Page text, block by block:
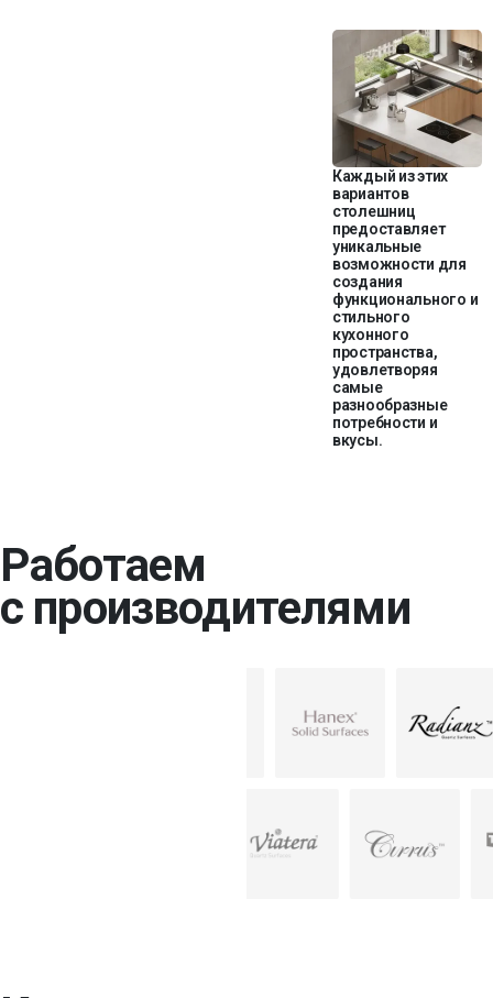
Каждый из этих
вариантов
столешниц
предоставляет
уникальные
возможности для
создания
функционального и
стильного
кухонного
пространства,
удовлетворяя
самые
разнообразные
потребности и
вкусы.
Работаем
с производителями